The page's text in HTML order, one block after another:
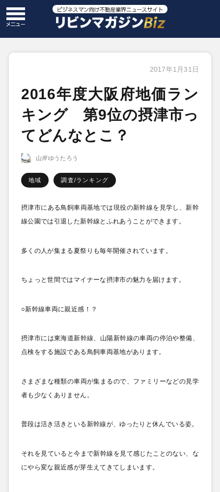
2017年1月31日
2016年度大阪府地価ラン
キング 第9位の摂津市っ
てどんなとこ？
山岸ゆうたろう
地域 調査/ランキング
摂津市にある鳥飼車両基地では現役の新幹線を見学し、新幹
線公園では引退した新幹線とふれあうことができます。
多くの人が集まる夏祭りも毎年開催されています。
ちょっと世間ではマイナーな摂津市の魅力を届けます。
○新幹線車両に親近感！？
摂津市には東海道新幹線、山陽新幹線の車両の停泊や整備、
点検をする施設である鳥飼車両基地があります。
さまざまな種類の車両が集まるので、ファミリーなどの見学
者も少なくありません。
普段は活き活きといる新幹線が、ゆったりと休んでいる姿。
それを見ていると今まで新幹線を見て感じたことのない、な
にやら変な親近感が芽生えてきてしまいます。